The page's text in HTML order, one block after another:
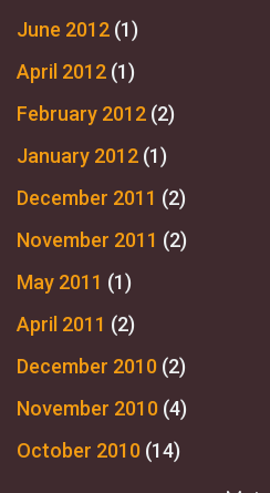
June 2012 (1)
April 2012 (1)
February 2012 (2)
January 2012 (1)
December 2011 (2)
November 2011 (2)
May 2011 (1)
April 2011 (2)
December 2010 (2)
November 2010 (4)
October 2010 (14)